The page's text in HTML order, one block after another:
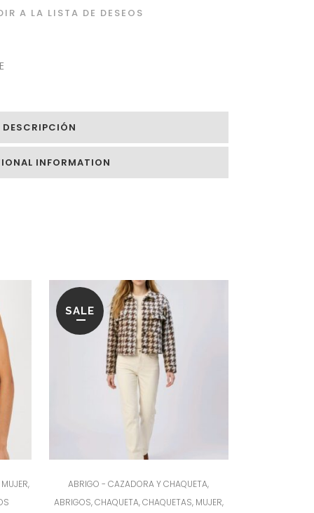
A LA LISTA DE DESEOS
DESCRIPCIÓN
INFORMATION
MUJER,
SALE
ABRIGO - CAZADORA Y CHAQUETA,
ABRIGOS,CHAQUETA,CHAQUETAS, MUJER,